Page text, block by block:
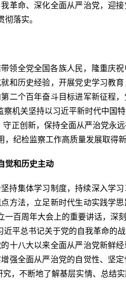
革命、深化全面从严治党，迎
落实。
领全党全国各族人民，隆重庆祝
和历史经验，开展党史学习教
二个百年奋斗目标进军新征程
机关坚持以习近平新时代中国
正创新，保持全面从严治党永
纪检监察工作高质量发展取得新
觉和历史主动
持集体学习制度，持续深入学
方法，立足新时代生动实践学
百周年大会上的重要讲话，深
平总书记关于党的自我革命的
十八大以来全面从严治党新鲜
强全面从严治党的自觉性、坚定
，不断地了解基层实情、总结